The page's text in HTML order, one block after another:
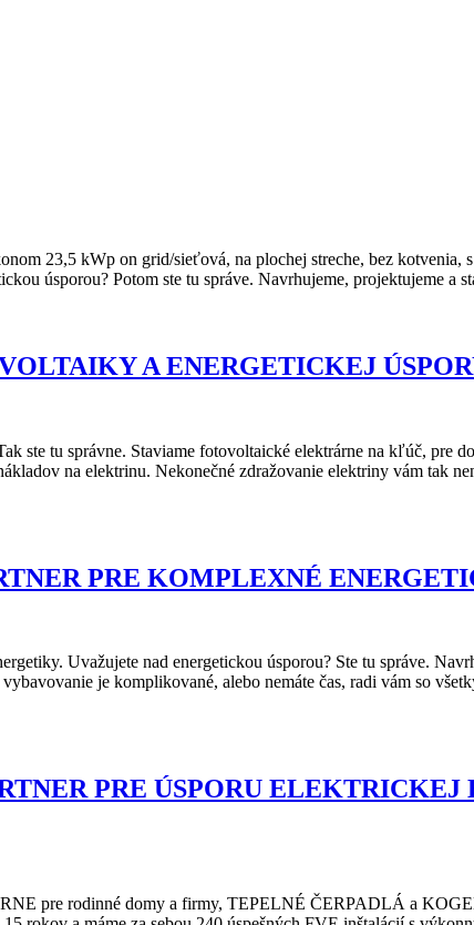
23,5 kWp on grid/sieťová, na plochej streche, bez kotvenia,
úsporou? Potom ste tu správe. Navrhujeme, projektujeme
A ENERGETICKEJ
ste tu správne. Staviame fotovoltaické elektrárne na kľúč, pre
na elektrinu. Nekonečné zdražovanie elektriny vám tak
PRE KOMPLEXNÉ
Uvažujete nad energetickou úsporou? Ste tu správe.
je komplikované, alebo nemáte čas, radi vám so
PRE ÚSPORU
pre rodinné domy a firmy, TEPELNÉ ČERPADLÁ a